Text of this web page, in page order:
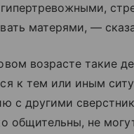
гипертревожными,
матерями, —
возрасте такие
к тем или иным
с другими
общительны, не